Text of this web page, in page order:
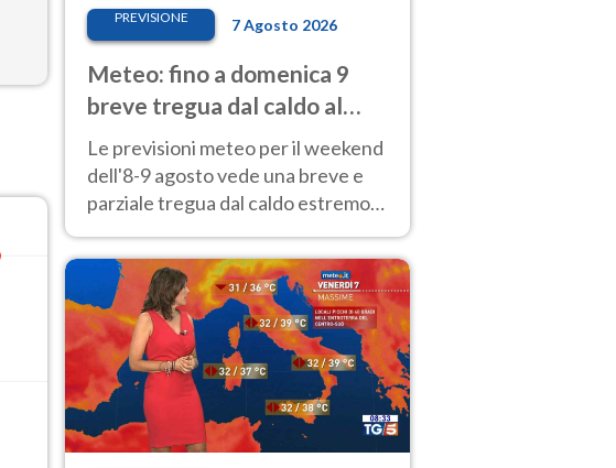
PREVISIONE 7 Agosto 2026
Meteo: fino a domenica 9
breve tregua dal caldo al
Nord! Altrove calura e afa
Le previsioni meteo per il weekend
dell'8-9 agosto vede una breve e
parziale tregua dal caldo estremo
40 gradi.